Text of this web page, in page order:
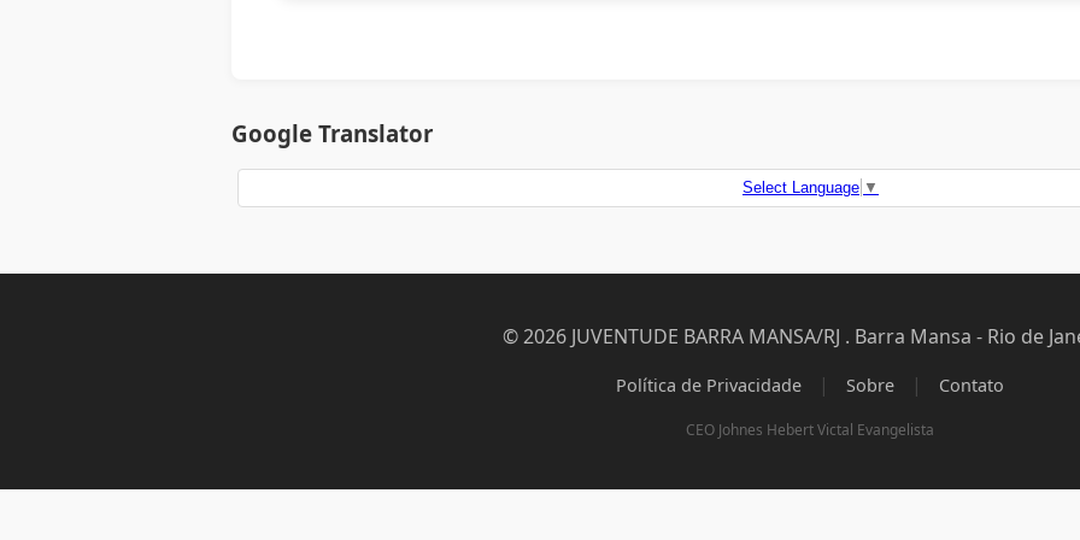
Google Translator
Select Language ▼
© 2026 JUVENTUDE BARRA MANSA/RJ . Barra Mansa - Rio de
Política de Privacidade | Sobre | Contato
CEO Johnes Hebert Victal Evangelista